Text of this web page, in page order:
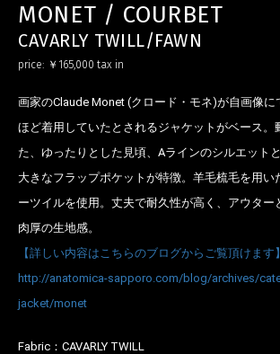
MONET / COURBET
CAVARLY TWILL/FAWN
price: ￥165,000 tax in
画家のClaude Monet (クロード・モネ)が自画像
ほど着用していたとされるジャケットがベース。
た、ゆったりとした見頃、Aラインのシルエット
大きなフラップポケットが特徴。羊毛梳毛を用い
ーツイルを使用。丈夫で耐久性が高く、アウター
肉厚の生地感。
【詳しい内容はこちらのブログからご覧頂けます】
http://anatomica-sapporo.com/blog/archives/
jacket/monet
Fabric： CAVARLY TWILL